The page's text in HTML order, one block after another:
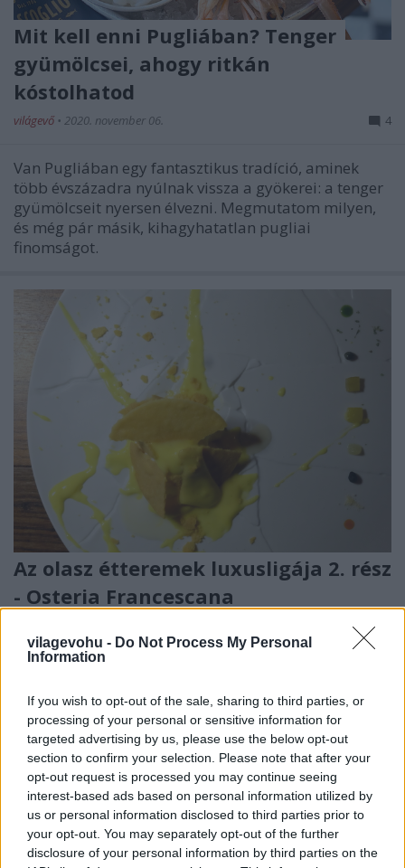
vilagevohu - Do Not Process My Personal
Information
If you wish to opt-out of the sale, sharing to third parties, or
processing of your personal or sensitive information for
targeted advertising by us, please use the below opt-out
section to confirm your selection. Please note that after your
opt-out request is processed you may continue seeing
interest-based ads based on personal information utilized by
us or personal information disclosed to third parties prior to
your opt-out. You may separately opt-out of the further
disclosure of your personal information by third parties on the
Mit kell enni Pugliában? Tenger
gyümölcsei, ahogy ritkán
kóstolhatod
világevő • 2020. november 06. 4
Van Pugliában egy fantasztikus tradíció, aminek
több évszázadra nyúlnak vissza a gyökerei: a tenger
gyümölcseit nyersen élvezni. Megmutatom milyen,
és még pár másik, kihagyhatatlan pugliai
finomságot.
Az olasz étteremek luxusligája 2. rész
- Osteria Francescana
Modena, Via Stella 22.osteriafrancescana.itSÉF:
Massimo BotturaDÍJAK: 3 Michelin-csillag, a világ
legjobb étterme 2018-banEMBLEMATIKUS FOGÁS:
„Hoppá, elejtettem a citromtartot”KINEK? Filozofikus
érdeklődésű elszántak számára. Az első rész a
bevezetővel. A…